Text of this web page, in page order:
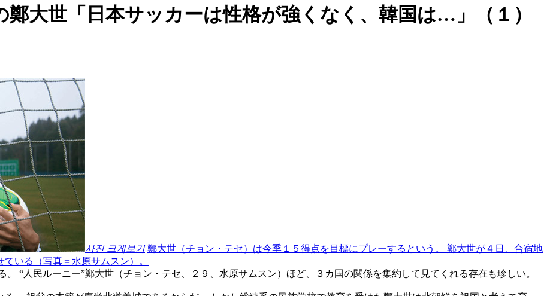
鄭大世「日本サッカーは性格が強くなく、韓国は…」（１）
사진 크게보기 鄭大世（チョン・テセ）は今季１５得点を目標にプレーするという。 鄭大世が４日、合宿地
いる（写真＝水原サムスン）。
“人民ルーニー”鄭大世（チョン・テセ、２９、水原サムスン）ほど、３カ国の関係を集約して見てくれる存在も珍しい。